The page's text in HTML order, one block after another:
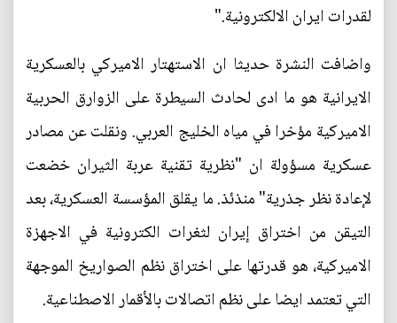
لقدرات ايران الالكترونية."
واضافت النشرة حديثا ان الاستهتار الاميركي بالعسكرية
الايرانية هو ما ادى لحادث السيطرة على الزوارق الحربية
الاميركية مؤخرا في مياه الخليج العربي. ونقلت عن مصادر
عسكرية مسؤولة ان "نظرية تقنية عربة الثيران خضعت
لإعادة نظر جذرية" منذئذ. ما يقلق المؤسسة العسكرية، بعد
التيقن من اختراق إيران لثغرات الكترونية في الاجهزة
الاميركية، هو قدرتها على اختراق نظم الصواريخ الموجهة
التي تعتمد ايضا على نظم اتصالات بالأقمار الاصطناعية.